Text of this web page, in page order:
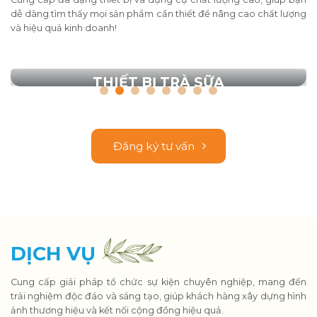
dễ dàng tìm thấy mọi sản phẩm cần thiết để nâng cao chất lượng
và hiệu quả kinh doanh!
THIẾT BỊ TRÀ SỮA
Đăng ký tư vấn
DỊCH VỤ
Cung cấp giải pháp tổ chức sự kiện chuyên nghiệp, mang đến
trải nghiệm độc đáo và sáng tạo, giúp khách hàng xây dựng hình
ảnh thương hiệu và kết nối cộng đồng hiệu quả.